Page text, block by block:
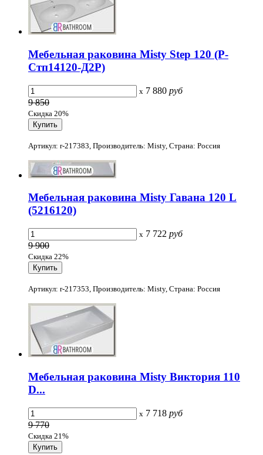
Мебельная раковина Misty Step 120 (Р-
Стп14120-Д2Р)
x 7 880 руб
9 850
Скидка 20%
Артикул: r-217383, Производитель: Misty, Страна: Россия
Мебельная раковина Misty Гавана 120 L
(5216120)
x 7 722 руб
9 900
Скидка 22%
Артикул: r-217353, Производитель: Misty, Страна: Россия
Мебельная раковина Misty Виктория 110
D...
x 7 718 руб
9 770
Скидка 21%